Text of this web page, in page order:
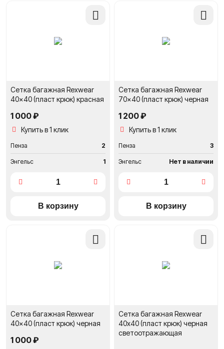
Добавить
Сетка багажная Rexwear
40x40 (пласт крюк) красная
1 000 ₽
Купить в 1 клик
Пенза 2
Энгельс 1
Сетка багажная Rexwear
70x40 (пласт крюк) черная
1 200 ₽
Купить в 1 клик
Пенза 3
Энгельс Нет в наличии
Добавить
Сетка багажная Rexwear
40x40 (пласт крюк) черная
1 000 ₽
Сетка багажная Rexwear
40х40 (пласт крюк) черная
светоотражающая